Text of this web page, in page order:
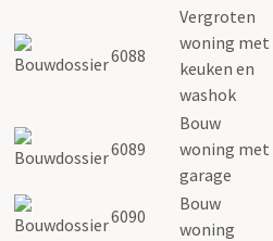
6088
Vergroten
woning met
keuken en
washok
6089
Bouw
woning met
garage
6090
Bouw
woning